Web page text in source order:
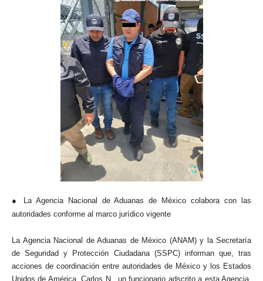
● La Agencia Nacional de Aduanas de México colabora con las
autoridades conforme al marco jurídico vigente
La Agencia Nacional de Aduanas de México (ANAM) y la Secretaría
de Seguridad y Protección Ciudadana (SSPC) informan que, tras
acciones de coordinación entre autoridades de México y los Estados
Unidos de América, Carlos N., un funcionario adscrito a esta Agencia,